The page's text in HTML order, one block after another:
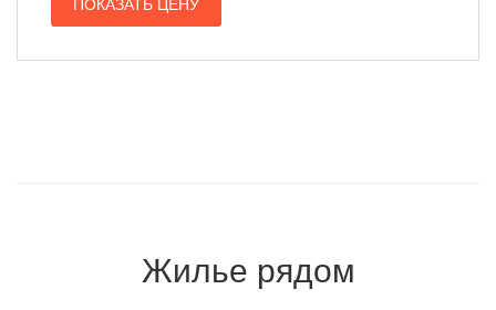
ПОКАЗАТЬ ЦЕНУ
Жилье рядом